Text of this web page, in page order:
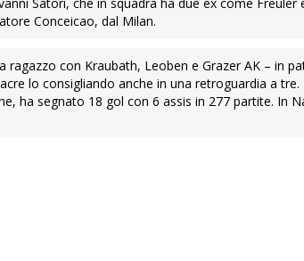
Conceicao, dal Milan.
ragazzo con Kraubath, Leoben e Grazer AK – in
lo consigliando anche in una retroguardia a tre.
ha segnato 18 gol con 6 assis in 277 partite. In